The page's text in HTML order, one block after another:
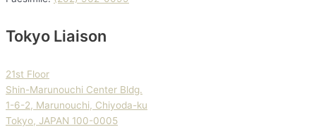
Tokyo Liaison
21st Floor
Shin-Marunouchi Center Bldg.
1-6-2, Marunouchi, Chiyoda-ku
Tokyo, JAPAN 100-0005